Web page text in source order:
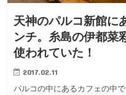
天神のパルコ新館に
ンチ。糸島の伊都菜
使われていた！
2017.02.11
パルコの中にあるカフェの中